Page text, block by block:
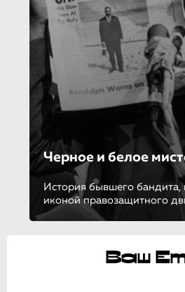
Черное и белое
История бывшего бандита,
иконой правозащитного
Ваш